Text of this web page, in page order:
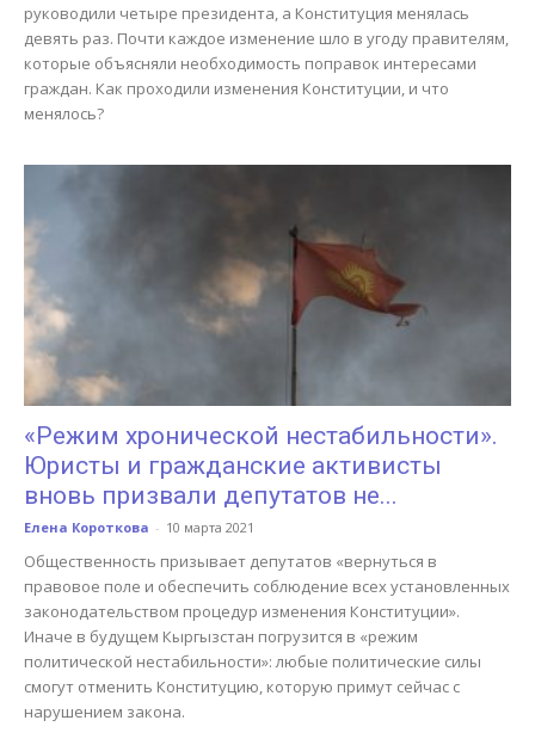
руководили четыре президента, а Конституция менялась
девять раз. Почти каждое изменение шло в угоду правителям,
которые объясняли необходимость поправок интересами
граждан. Как проходили изменения Конституции, и что
менялось?
«Режим хронической нестабильности».
Юристы и гражданские активисты
вновь призвали депутатов не...
Елена Короткова - 10 марта 2021
Общественность призывает депутатов «вернуться в
правовое поле и обеспечить соблюдение всех установленных
законодательством процедур изменения Конституции».
Иначе в будущем Кыргызстан погрузится в «режим
политической нестабильности»: любые политические силы
смогут отменить Конституцию, которую примут сейчас с
нарушением закона.